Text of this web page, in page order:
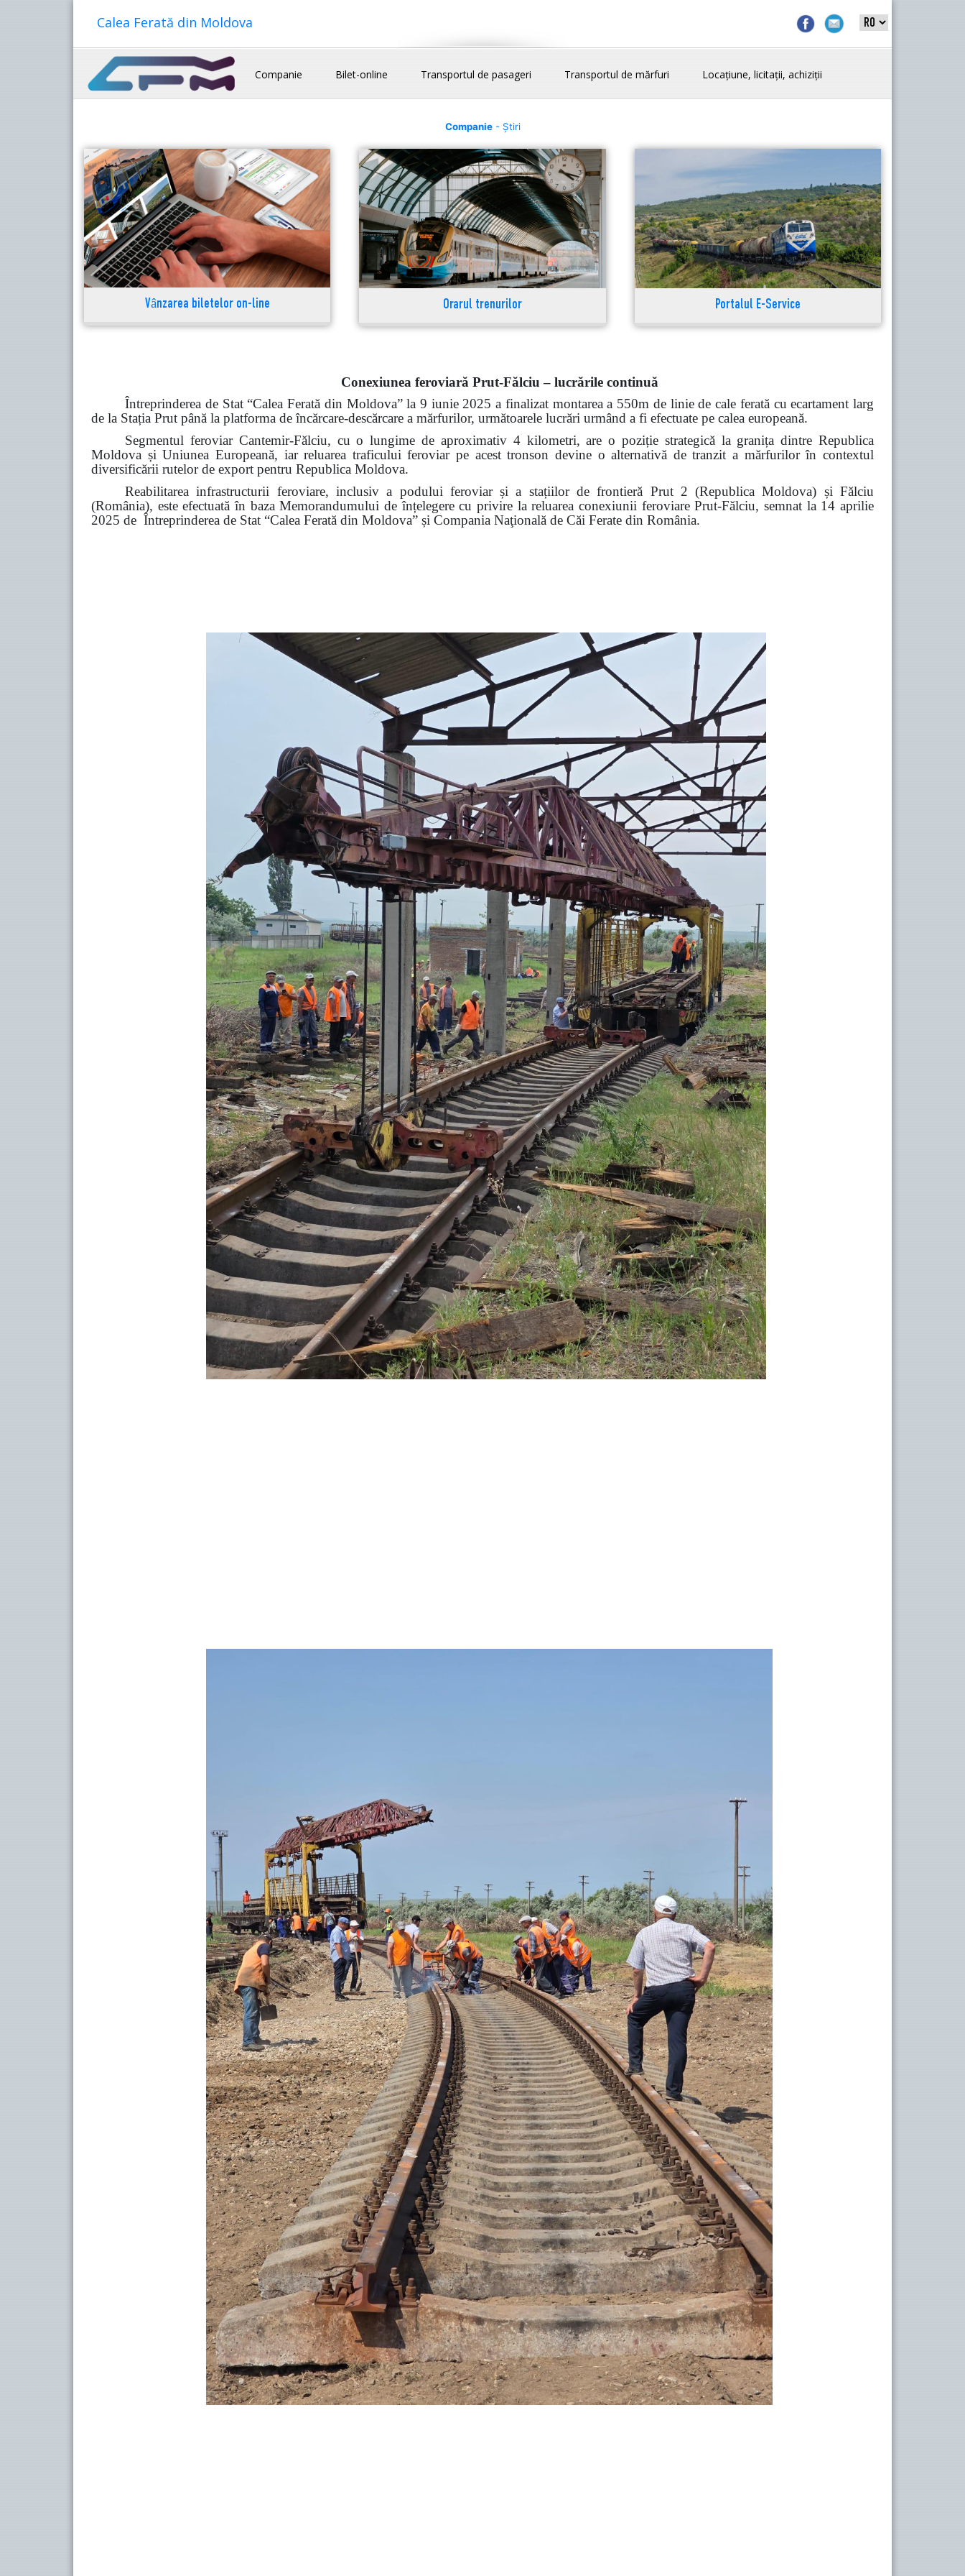
Calea Ferată din Moldova
Companie Bilet-online Transportul de pasageri Transportul de mărfuri Locațiune, licitații, achiziții
Companie- Știri
Vânzarea biletelor on-line Orarul trenurilor Portalul E-Service
Conexiunea feroviară Prut-Fălciu – lucrările continuă
Întreprinderea de Stat “Calea Ferată din Moldova” la 9 iunie 2025 a finalizat montarea a 550m de linie de cale ferată cu ecartament larg
de la Stația Prut până la platforma de încărcare-descărcare a mărfurilor, următoarele lucrări urmând a fi efectuate pe calea europeană.
Segmentul feroviar Cantemir-Fălciu, cu o lungime de aproximativ 4 kilometri, are o poziție strategică la granița dintre Republica
Moldova și Uniunea Europeană, iar reluarea traficului feroviar pe acest tronson devine o alternativă de tranzit a mărfurilor în contextul
diversificării rutelor de export pentru Republica Moldova.
Reabilitarea infrastructurii feroviare, inclusiv a podului feroviar și a stațiilor de frontieră Prut 2 (Republica Moldova) și Fălciu
(România), este efectuată în baza Memorandumului de înțelegere cu privire la reluarea conexiunii feroviare Prut-Fălciu, semnat la 14 aprilie
2025 de Întreprinderea de Stat “Calea Ferată din Moldova” și Compania Naţională de Căi Ferate din România.